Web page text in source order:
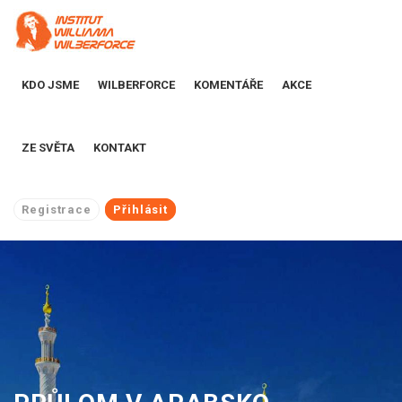
KDO JSME WILBERFORCE KOMENTÁŘE AKCE
ZE SVĚTA KONTAKT
Registrace Přihlásit